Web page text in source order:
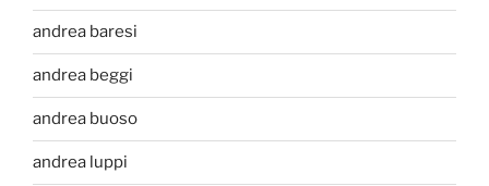
andrea baresi
andrea beggi
andrea buoso
andrea luppi